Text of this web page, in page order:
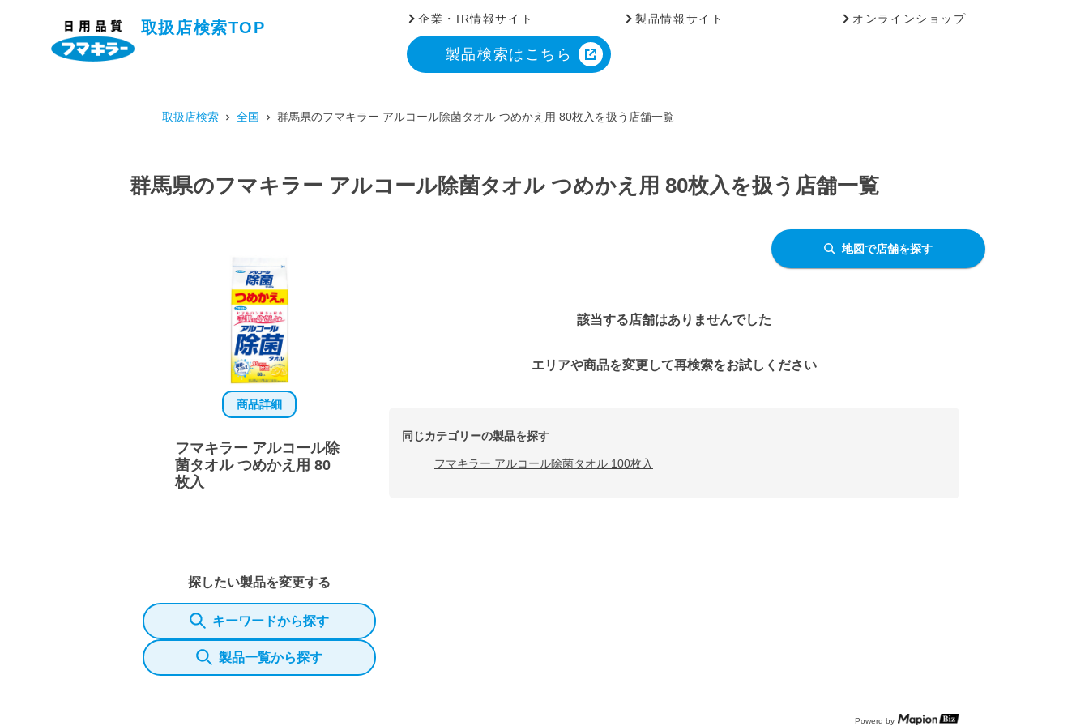
取扱店検索TOP
企業・IR情報サイト 製品情報サイト オンラインショップ
製品検索はこちら
取扱店検索 全国 群馬県のフマキラー アルコール除菌タオル つめかえ用 80枚入を扱う店舗一覧
群馬県のフマキラー アルコール除菌タオル つめかえ用 80枚入を扱う店舗一覧
商品詳細
フマキラー アルコール除
菌タオル つめかえ用 80
枚入
探したい製品を変更する
キーワードから探す
製品一覧から探す
地図で店舗を探す
該当する店舗はありませんでした
エリアや商品を変更して再検索をお試しください
同じカテゴリーの製品を探す
フマキラー アルコール除菌タオル 100枚入
Powerd by